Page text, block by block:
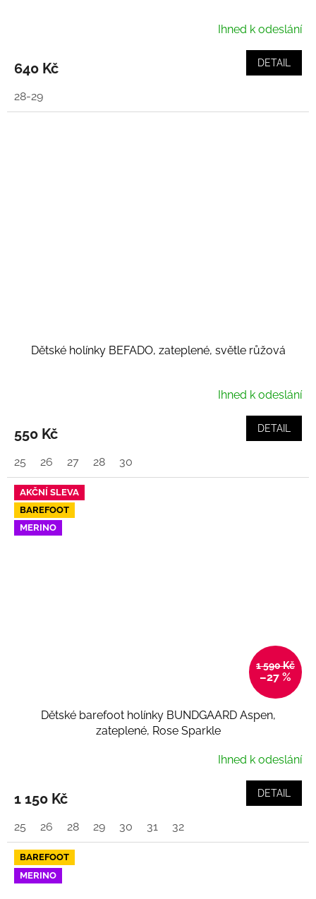
Ihned k odeslání
640 Kč DETAIL
28-29
Dětské holínky BEFADO, zateplené, světle růžová
Ihned k odeslání
550 Kč DETAIL
25 26 27 28 30
AKČNÍ SLEVA
BAREFOOT
MERINO
1 590 Kč
–27 %
Dětské barefoot holínky BUNDGAARD Aspen,
zateplené, Rose Sparkle
Ihned k odeslání
1 150 Kč DETAIL
25 26 28 29 30 31 32
BAREFOOT
MERINO